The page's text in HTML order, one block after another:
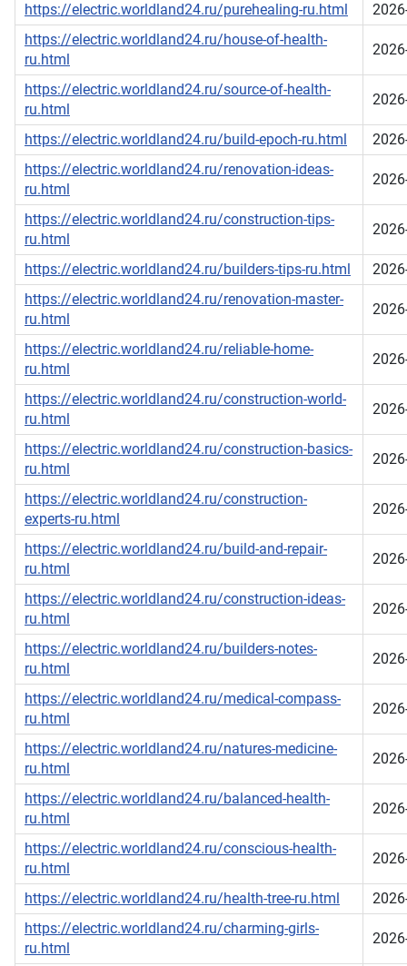
https://electric.worldland24.ru/purehealing-ru.html
https://electric.worldland24.ru/house-of-health-
ru.html
https://electric.worldland24.ru/source-of-health-
ru.html
https://electric.worldland24.ru/build-epoch-ru.html
https://electric.worldland24.ru/renovation-ideas-
ru.html
https://electric.worldland24.ru/construction-tips-
ru.html
https://electric.worldland24.ru/builders-tips-ru.html
https://electric.worldland24.ru/renovation-master-
ru.html
https://electric.worldland24.ru/reliable-home-
ru.html
https://electric.worldland24.ru/construction-world-
ru.html
https://electric.worldland24.ru/construction-basics-
ru.html
https://electric.worldland24.ru/construction-
experts-ru.html
https://electric.worldland24.ru/build-and-repair-
ru.html
https://electric.worldland24.ru/construction-ideas-
ru.html
https://electric.worldland24.ru/builders-notes-
ru.html
https://electric.worldland24.ru/medical-compass-
ru.html
https://electric.worldland24.ru/natures-medicine-
ru.html
https://electric.worldland24.ru/balanced-health-
ru.html
https://electric.worldland24.ru/conscious-health-
ru.html
https://electric.worldland24.ru/health-tree-ru.html
https://electric.worldland24.ru/charming-girls-
ru.html